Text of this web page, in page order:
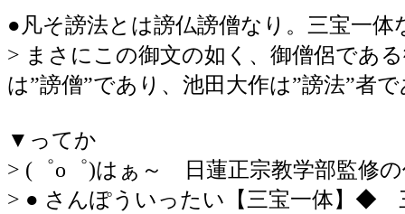
●凡そ謗法とは謗仏謗僧なり。三宝一体
> まさにこの御文の如く、御僧侶であ
は”謗僧”であり、池田大作は”謗法”者
▼ってか
> (゜o゜)はぁ～ 日蓮正宗教学部監修
> ● さんぽういったい【三宝一体】◆